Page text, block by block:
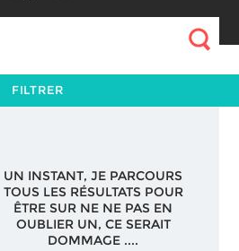
FILTRER
UN INSTANT, JE PARCOURS
TOUS LES RÉSULTATS POUR
ÊTRE SUR NE NE PAS EN
OUBLIER UN, CE SERAIT
DOMMAGE ....